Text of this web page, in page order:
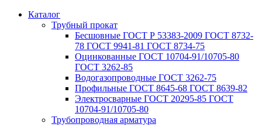
Каталог
Трубный прокат
Беcшовные ГОСТ Р 53383-2009 ГОСТ 8732-
78 ГОСТ 9941-81 ГОСТ 8734-75
Оцинкованные ГОСТ 10704-91/10705-80
ГОСТ 3262-85
Водогазопроводные ГОСТ 3262-75
Профильные ГОСТ 8645-68 ГОСТ 8639-82
Электросварные ГОСТ 20295-85 ГОСТ
10704-91/10705-80
Трубопроводная арматура